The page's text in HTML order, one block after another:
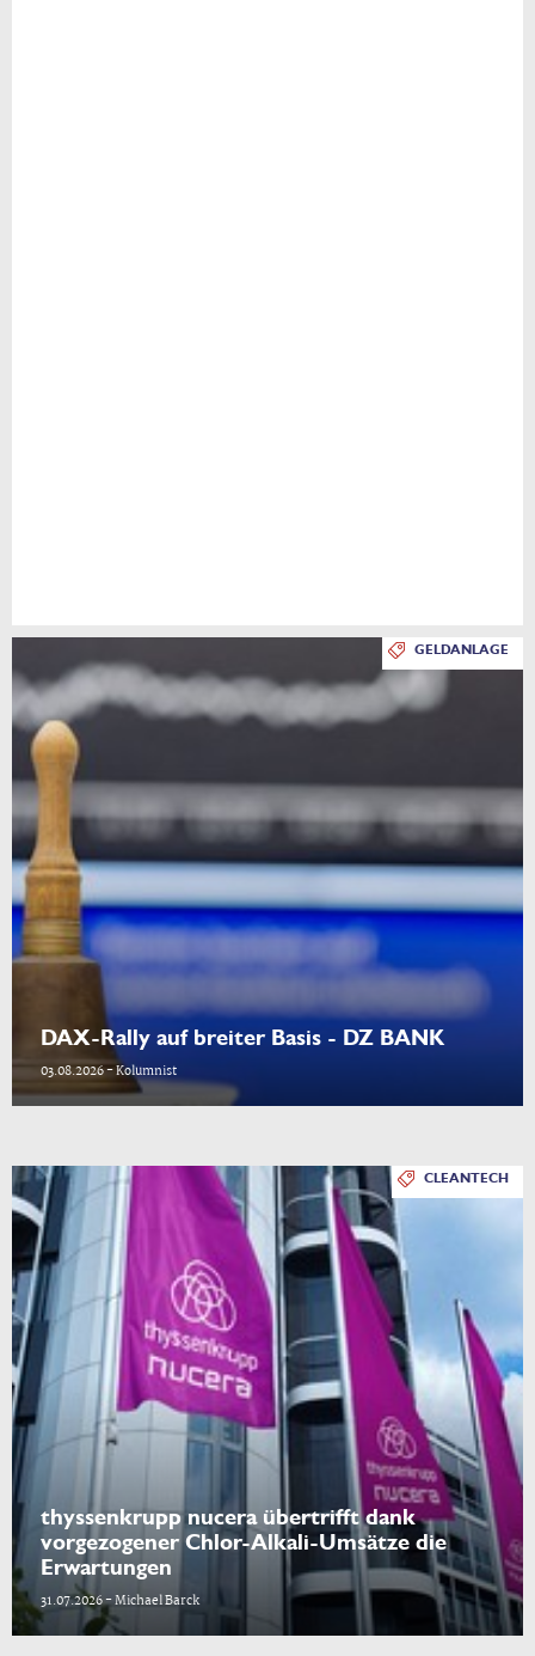
GELDANLAGE
DAX-Rally auf breiter Basis - DZ BANK
03.08.2026 - Kolumnist
CLEANTECH
thyssenkrupp nucera übertrifft dank
vorgezogener Chlor-Alkali-Umsätze die
Erwartungen
31.07.2026 - Michael Barck